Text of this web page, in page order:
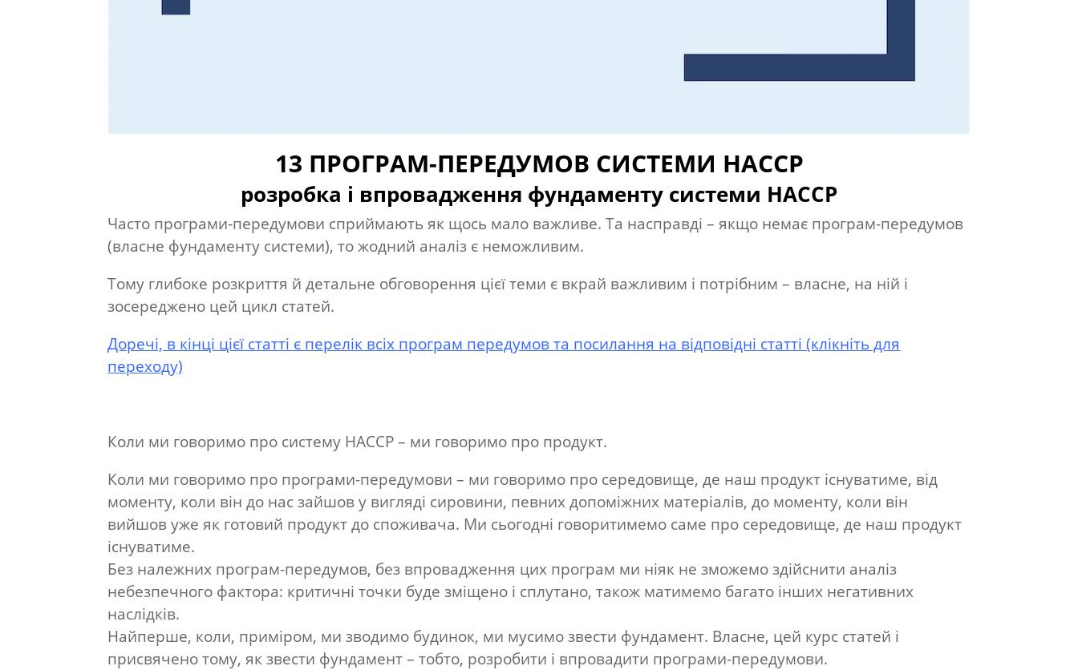
13 ПРОГРАМ-ПЕРЕДУМОВ СИСТЕМИ HACCP
розробка і впровадження фундаменту системи HACCP
Часто програми-передумови сприймають як щось мало важливе. Та насправді – якщо немає програм-передумов
(власне фундаменту системи), то жодний аналіз є неможливим.
Тому глибоке розкриття й детальне обговорення цієї теми є вкрай важливим і потрібним – власне, на ній і
зосереджено цей цикл статей.
Доречі, в кінці цієї статті є перелік всіх програм передумов та посилання на відповідні статті (клікніть для
переходу)
Коли ми говоримо про систему HACCP – ми говоримо про продукт.
Коли ми говоримо про програми-передумови – ми говоримо про середовище, де наш продукт існуватиме, від
моменту, коли він до нас зайшов у вигляді сировини, певних допоміжних матеріалів, до моменту, коли він
вийшов уже як готовий продукт до споживача. Ми сьогодні говоритимемо саме про середовище, де наш продукт
існуватиме.
Без належних програм-передумов, без впровадження цих програм ми ніяк не зможемо здійснити аналіз
небезпечного фактора: критичні точки буде зміщено і сплутано, також матимемо багато інших негативних
наслідків.
Найперше, коли, приміром, ми зводимо будинок, ми мусимо звести фундамент. Власне, цей курс статей і
присвячено тому, як звести фундамент – тобто, розробити і впровадити програми-передумови.